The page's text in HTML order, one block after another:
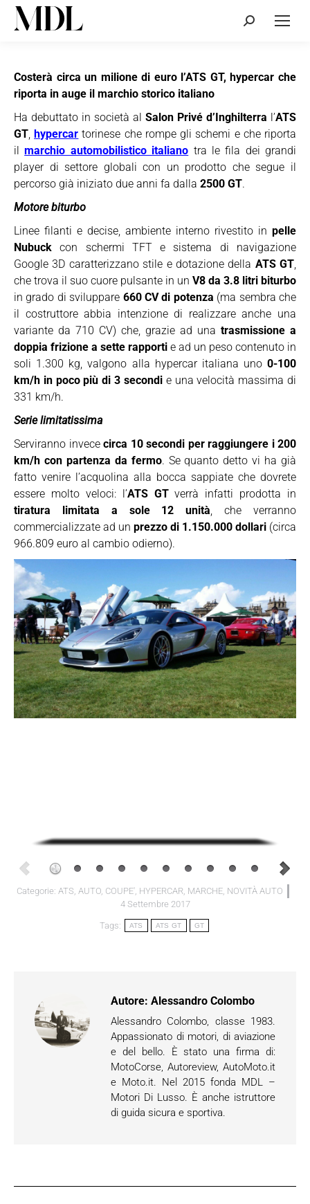
Cerca:
Costerà circa un milione di euro l’ATS GT, hypercar che
riporta in auge il marchio storico italiano
Ha debuttato in società al Salon Privé d’Inghilterra l’ATS
GT,hypercar torinese che rompe gli schemi e che riporta
ilmarchio automobilistico italiano tra le fila dei grandi
player di settore globali con un prodotto che segue il
percorso già iniziato due anni fa dalla 2500 GT.
Motore biturbo
Linee filanti e decise, ambiente interno rivestito in pelle
Nubuck con schermi TFT e sistema di navigazione
Google 3D caratterizzano stile e dotazione della ATS GT,
che trova il suo cuore pulsante in un V8 da 3.8 litri biturbo
in grado di sviluppare 660 CV di potenza (ma sembra che
il costruttore abbia intenzione di realizzare anche una
variante da 710 CV) che, grazie ad una trasmissione a
doppia frizione a sette rapporti e ad un peso contenuto in
soli 1.300 kg, valgono alla hypercar italiana uno 0-100
km/h in poco più di 3 secondie una velocità massima di
331 km/h.
Serie limitatissima
Serviranno invece circa 10 secondi per raggiungere i 200
km/h con partenza da fermo. Se quanto detto vi ha già
fatto venire l’acquolina alla bocca sappiate che dovrete
essere molto veloci: l’ATS GTverrà infatti prodotta in
tiratura limitata a sole 12 unità, che verranno
commercializzate ad un prezzo di 1.150.000 dollari (circa
966.809 euro al cambio odierno).
Categorie: ATS, AUTO, COUPE', HYPERCAR, MARCHE, NOVITÀ AUTO
4 Settembre 2017
Tags: ATS ATS GT GT
Autore: Alessandro Colombo
Alessandro Colombo, classe 1983.
Appassionato di motori, di aviazione
e del bello. È stato una firma di:
MotoCorse, Autoreview, AutoMoto.it
e Moto.it. Nel 2015 fonda MDL –
Motori Di Lusso. È anche istruttore
di guida sicura e sportiva.